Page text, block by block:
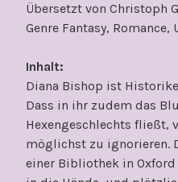
Übersetzt von Christoph
Genre Fantasy, Romance,
Inhalt:
Diana Bishop ist
Dass in ihr zudem das
Hexengeschlechts fließt,
möglichst zu ignorieren.
einer Bibliothek in